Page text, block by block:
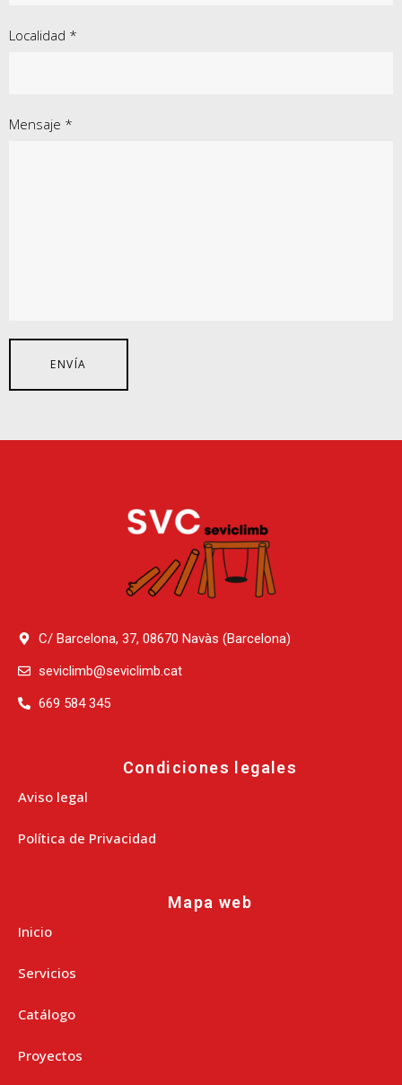
Localidad *
Mensaje *
C/ Barcelona, 37, 08670 Navàs (Barcelona)
seviclimb@seviclimb.cat
669 584 345
Condiciones legales
Aviso legal
Política de Privacidad
Mapa web
Inicio
Servicios
Catálogo
Proyectos